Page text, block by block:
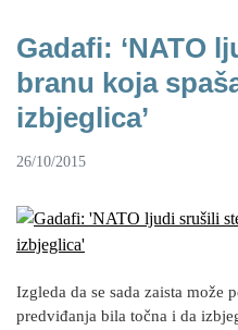
Gadafi: ‘NATO
branu koja
izbjeglica’
26/10/2015
Izgleda da se sada zaista može
predviđanja bila točna i da